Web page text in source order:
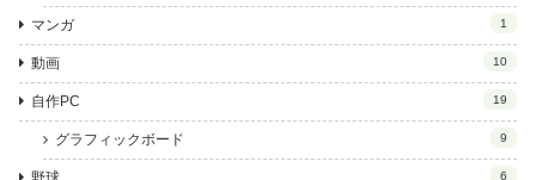
マンガ 1
動画 10
自作PC 19
グラフィックボード 9
6